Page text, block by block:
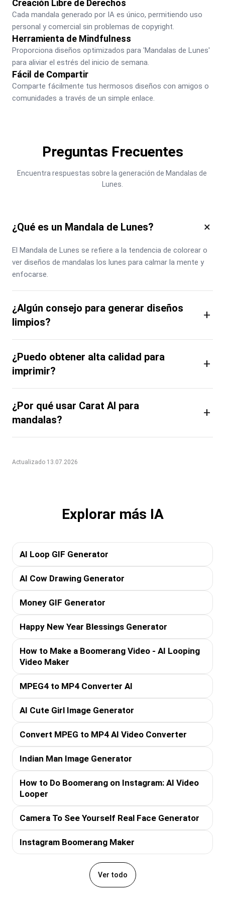
Creación Libre de Derechos
Cada mandala generado por IA es único, permitiendo uso
personal y comercial sin problemas de copyright.
Herramienta de Mindfulness
Proporciona diseños optimizados para 'Mandalas de Lunes'
para aliviar el estrés del inicio de semana.
Fácil de Compartir
Comparte fácilmente tus hermosos diseños con amigos o
comunidades a través de un simple enlace.
Preguntas Frecuentes
Encuentra respuestas sobre la generación de Mandalas de
Lunes.
¿Qué es un Mandala de Lunes? ×
El Mandala de Lunes se refiere a la tendencia de colorear o
ver diseños de mandalas los lunes para calmar la mente y
enfocarse.
¿Algún consejo para generar diseños
limpios?
+
¿Puedo obtener alta calidad para
imprimir?
+
¿Por qué usar Carat AI para
mandalas?
+
Actualizado 13.07.2026
Explorar más IA
AI Loop GIF Generator
AI Cow Drawing Generator
Money GIF Generator
Happy New Year Blessings Generator
How to Make a Boomerang Video - AI Looping
Video Maker
MPEG4 to MP4 Converter AI
AI Cute Girl Image Generator
Convert MPEG to MP4 AI Video Converter
Indian Man Image Generator
How to Do Boomerang on Instagram: AI Video
Looper
Camera To See Yourself Real Face Generator
Instagram Boomerang Maker
Ver todo